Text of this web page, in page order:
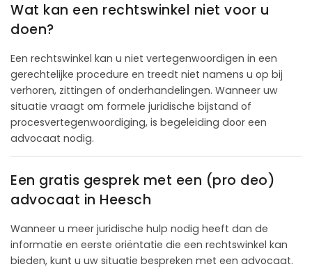
Wat kan een rechtswinkel niet voor u
doen?
Een rechtswinkel kan u niet vertegenwoordigen in een
gerechtelijke procedure en treedt niet namens u op bij
verhoren, zittingen of onderhandelingen. Wanneer uw
situatie vraagt om formele juridische bijstand of
procesvertegenwoordiging, is begeleiding door een
advocaat nodig.
Een gratis gesprek met een (pro deo)
advocaat in Heesch
Wanneer u meer juridische hulp nodig heeft dan de
informatie en eerste oriëntatie die een rechtswinkel kan
bieden, kunt u uw situatie bespreken met een advocaat.